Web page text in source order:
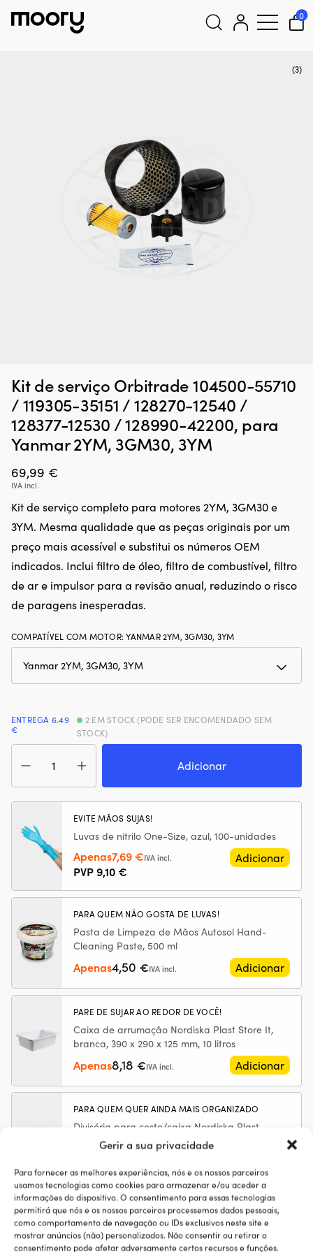
Gerir a sua privacidade
Para fornecer as melhores experiências, nós e os nossos parceiros
usamos tecnologias como cookies para armazenar e/ou aceder a
informações do dispositivo. O consentimento para essas tecnologias
permitirá que nós e os nossos parceiros processemos dados pessoais,
como comportamento de navegação ou IDs exclusivos neste site e
mostrar anúncios (não) personalizados. Não consentir ou retirar o
consentimento pode afetar adversamente certos recursos e funções.
0
serviço Orbitrade 104500-55710 / 119305-35151 / 128270-12540 /
128377-12530 / 128990-42200, para Yanmar 2YM, 3GM30, 3YM
(3)
Kit de serviço Orbitrade 104500-55710
/ 119305-35151 / 128270-12540 /
128377-12530 / 128990-42200, para
Yanmar 2YM, 3GM30, 3YM
69,99 €
IVA incl.
Kit de serviço completo para motores 2YM, 3GM30 e
3YM. Mesma qualidade que as peças originais por um
preço mais acessível e substitui os números OEM
indicados. Inclui filtro de óleo, filtro de combustível, filtro
de ar e impulsor para a revisão anual, reduzindo o risco
de paragens inesperadas.
COMPATÍVEL COM MOTOR: YANMAR 2YM, 3GM30, 3YM
ENTREGA 6.49
€
2 EM STOCK (PODE SER ENCOMENDADO SEM
STOCK)
Quantidade
de
de
serviço
Orbitrade
104500-
55710
/
119305-
/
128270-
12540
/
128377-
12530
128990-
para
Yanmar
2YM,
3YM
Adicionar
EVITE MÃOS SUJAS!
Luvas de nitrilo One-Size, azul, 100-unidades
Apenas
PVP9,10€
O
preço
era:
9,10 €.
7,69€
O
preço
é:
7,69 €.
IVA incl. Adicionar
PARA QUEM NÃO GOSTA DE LUVAS!
Pasta de Limpeza de Mãos Autosol Hand-
Cleaning Paste, 500 ml
Apenas4,50 €IVA incl. Adicionar
PARE DE SUJAR AO REDOR DE VOCÊ!
Caixa de arrumação Nordiska Plast Store It,
branca, 390 x 290 x 125 mm, 10 litros
Apenas8,18 €IVA incl. Adicionar
PARA QUEM QUER AINDA MAIS ORGANIZADO
Divisória para cesto/caixa Nordiska Plast
Store It, branca, 345 x 265 x 90 mm
As encomendas feitas antes das 12h30 são enviadas no mesmo dia e
chegam a Portugal em 4 dias
Garantia de preçosuper simples